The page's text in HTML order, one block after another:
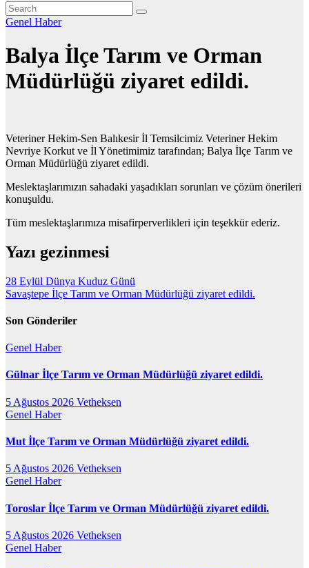
Genel Haber
Balya İlçe Tarım ve Orman
Müdürlüğü ziyaret edildi.
Veteriner Hekim-Sen Balıkesir İl Temsilcimiz Veteriner Hekim
Nevriye Korkut ve İl Yönetimimiz tarafından; Balya İlçe Tarım ve
Orman Müdürlüğü ziyaret edildi.
Meslektaşlarımızın sahadaki yaşadıkları sorunları ve çözüm önerileri
konuşuldu.
Tüm meslektaşlarımıza misafirperverlikleri için teşekkür ederiz.
Yazı gezinmesi
28 Eylül Dünya Kuduz Günü
Savaştepe İlçe Tarım ve Orman Müdürlüğü ziyaret edildi.
Son Gönderiler
Genel Haber
Gülnar İlçe Tarım ve Orman Müdürlüğü ziyaret edildi.
5 Ağustos 2026 Vetheksen
Genel Haber
Mut İlçe Tarım ve Orman Müdürlüğü ziyaret edildi.
5 Ağustos 2026 Vetheksen
Genel Haber
Toroslar İlçe Tarım ve Orman Müdürlüğü ziyaret edildi.
5 Ağustos 2026 Vetheksen
Genel Haber